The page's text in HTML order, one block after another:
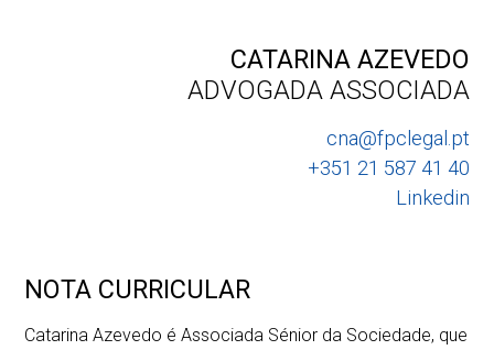
CATARINA AZEVEDO
ADVOGADA ASSOCIADA
cna@fpclegal.pt
+351 21 587 41 40
Linkedin
NOTA CURRICULAR
Catarina Azevedo é Associada Sénior da Sociedade, que